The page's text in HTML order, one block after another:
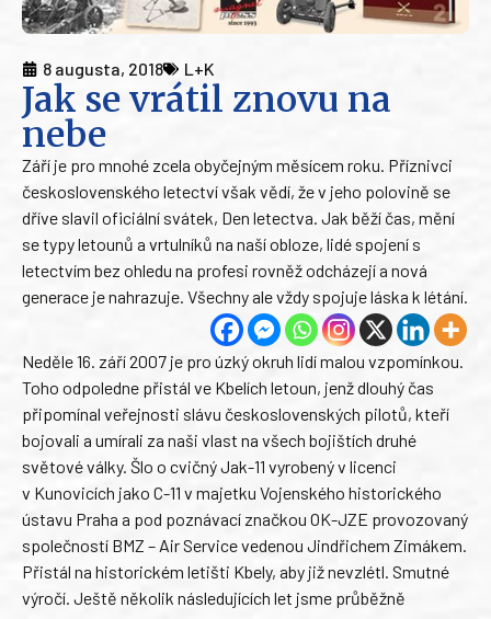
8 augusta, 2018 L+K
Jak se vrátil znovu na
nebe
Září je pro mnohé zcela obyčejným měsícem roku. Příznivci
československého letectví však vědí, že v jeho polovině se
dříve slavil oficiální svátek, Den letectva. Jak běží čas, mění
se typy letounů a vrtulníků na naší obloze, lidé spojení s
letectvím bez ohledu na profesi rovněž odcházejí a nová
generace je nahrazuje. Všechny ale vždy spojuje láska k létání.
Neděle 16. září 2007 je pro úzký okruh lidí malou vzpomínkou.
Toho odpoledne přistál ve Kbelích letoun, jenž dlouhý čas
připomínal veřejnosti slávu československých pilotů, kteří
bojovali a umírali za naši vlast na všech bojištích druhé
světové války. Šlo o cvičný Jak-11 vyrobený v licenci
v Kunovicích jako C-11 v majetku Vojenského historického
ústavu Praha a pod poznávací značkou OK-JZE provozovaný
společností BMZ – Air Service vedenou Jindřichem Zimákem.
Přistál na historickém letišti Kbely, aby již nevzlétl. Smutné
výročí. Ještě několik následujících let jsme průběžně